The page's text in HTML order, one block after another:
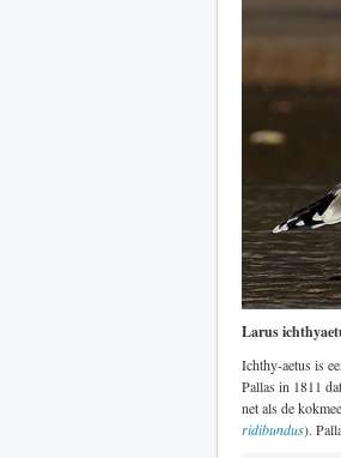
Larus
Ichthy-aetus is
Pallas in 1811
net als de
ridibundus).